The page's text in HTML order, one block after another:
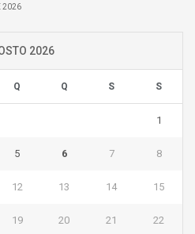
2026
2026
Q Q S S
1
5 6 7 8
12 13 14 15
19 20 21 22